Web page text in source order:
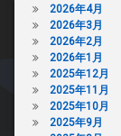
2026年4月
2026年3月
2026年2月
2026年1月
2025年12月
2025年11月
2025年10月
2025年9月